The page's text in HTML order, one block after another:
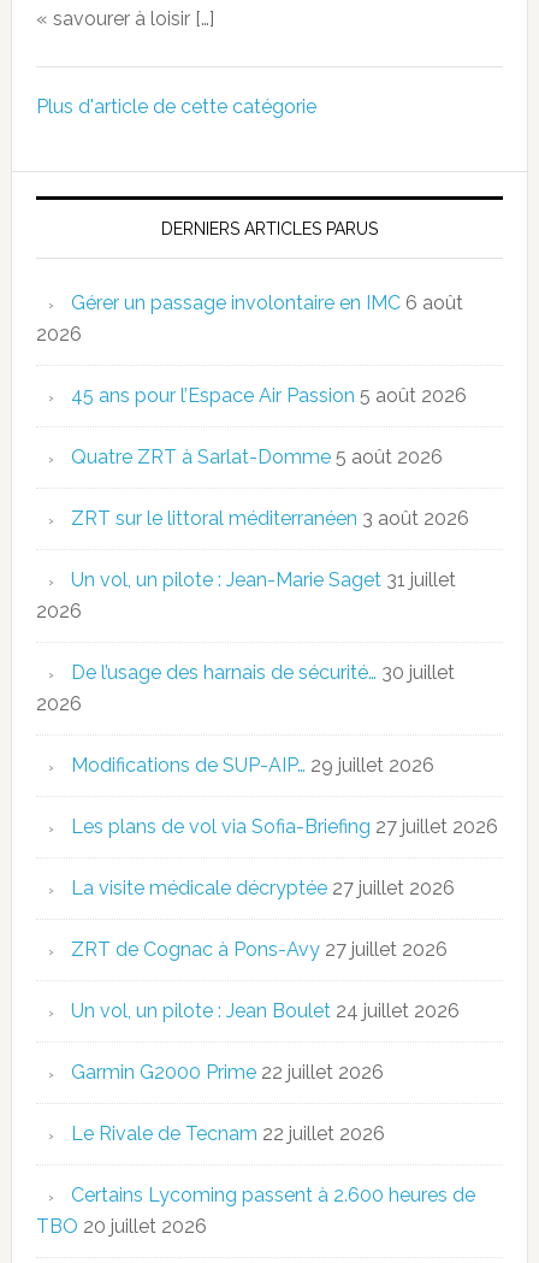
« savourer à loisir […]
Plus d'article de cette catégorie
DERNIERS ARTICLES PARUS
Gérer un passage involontaire en IMC 6 août
2026
45 ans pour l’Espace Air Passion 5 août 2026
Quatre ZRT à Sarlat-Domme 5 août 2026
ZRT sur le littoral méditerranéen 3 août 2026
Un vol, un pilote : Jean-Marie Saget 31 juillet
2026
De l’usage des harnais de sécurité… 30 juillet
2026
Modifications de SUP-AIP… 29 juillet 2026
Les plans de vol via Sofia-Briefing 27 juillet 2026
La visite médicale décryptée 27 juillet 2026
ZRT de Cognac à Pons-Avy 27 juillet 2026
Un vol, un pilote : Jean Boulet 24 juillet 2026
Garmin G2000 Prime 22 juillet 2026
Le Rivale de Tecnam 22 juillet 2026
Certains Lycoming passent à 2.600 heures de
TBO 20 juillet 2026